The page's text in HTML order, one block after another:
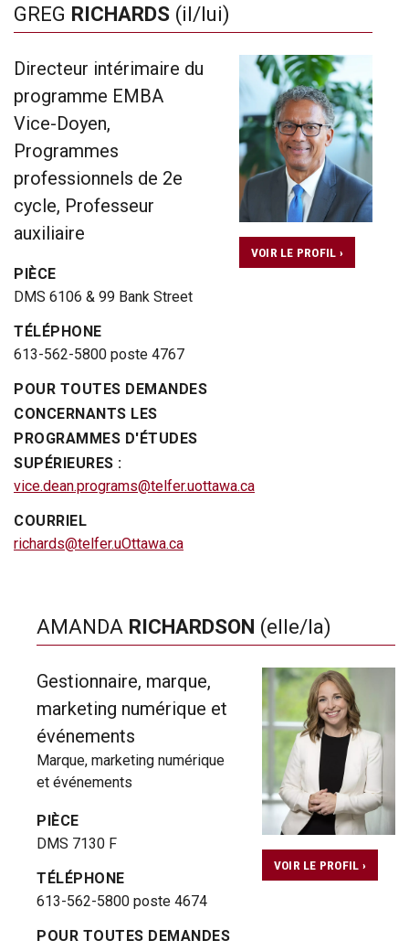
GREG RICHARDS (il/lui)
Directeur intérimaire du
programme EMBA
Vice-Doyen,
Programmes
professionnels de 2e
cycle, Professeur
auxiliaire
PIÈCE
DMS 6106 & 99 Bank Street
TÉLÉPHONE
613-562-5800 poste 4767
POUR TOUTES DEMANDES
CONCERNANTS LES
PROGRAMMES D'ÉTUDES
SUPÉRIEURES :
vice.dean.programs@telfer.uottawa.ca
COURRIEL
richards@telfer.uOttawa.ca
VOIR LE PROFIL ›
AMANDA RICHARDSON (elle/la)
Gestionnaire, marque,
marketing numérique et
événements
Marque, marketing numérique
et événements
PIÈCE
DMS 7130 F
TÉLÉPHONE
613-562-5800 poste 4674
POUR TOUTES DEMANDES
VOIR LE PROFIL ›